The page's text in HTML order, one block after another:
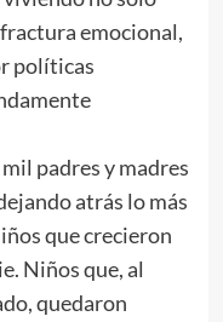
emocional,
políticas
padres y madres
atrás lo más
que crecieron
Niños que, al
quedaron